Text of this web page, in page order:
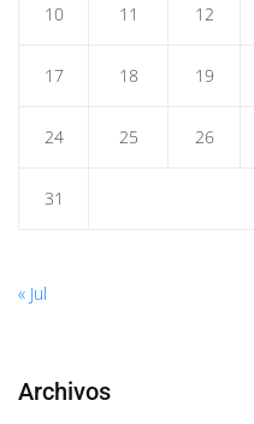
10 11 12
17 18 19
24 25 26
31
« Jul
Archivos